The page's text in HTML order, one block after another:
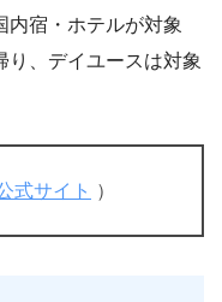
内宿・ホテルが対象
り、デイユースは対象
式サイト ）